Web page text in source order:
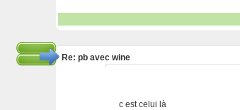
Re: pb avec wine
c est celui là